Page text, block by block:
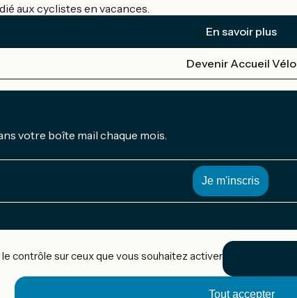
aux cyclistes en vacances.
En savoir plus
Devenir Accueil Vélo
votre boîte mail chaque mois.
contrôle sur ceux que vous souhaitez activer
Tout accepter